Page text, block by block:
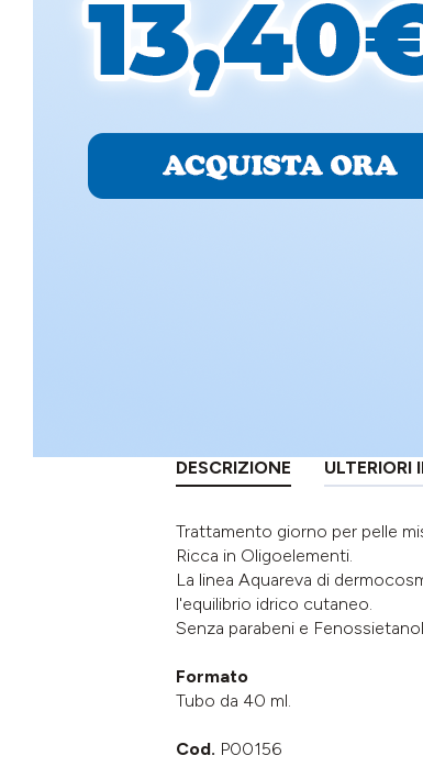
DESCRIZIONE ULTERIORI
Trattamento giorno per pelle
Ricca in Oligoelementi.
La linea Aquareva di
l'equilibrio idrico cutaneo.
Senza parabeni e
Formato
Tubo da 40 ml.
Cod. P00156